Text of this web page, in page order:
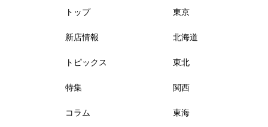
トップ
新店情報
トピックス
特集
コラム
東京
北海道
東北
関西
東海